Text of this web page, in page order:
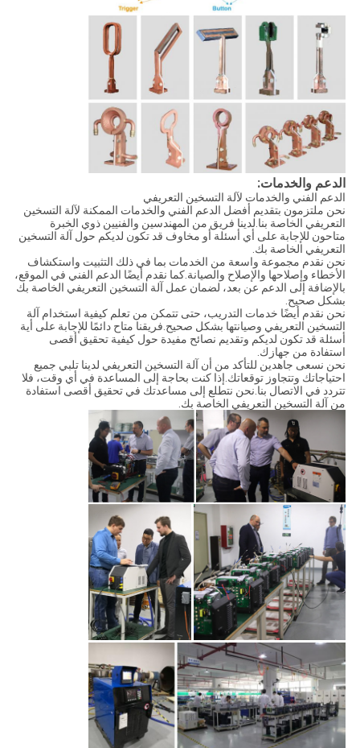
الدعم والخدمات:
الدعم الفني والخدمات لآلة التسخين التعريفي
نحن ملتزمون بتقديم أفضل الدعم الفني والخدمات الممكنة لآلة التسخين
التعريفي الخاصة بنا.لدينا فريق من المهندسين والفنيين ذوي الخبرة
متاحون للإجابة على أي أسئلة أو مخاوف قد تكون لديكم حول آلة التسخين
التعريفي الخاصة بك.
نحن نقدم مجموعة واسعة من الخدمات بما في ذلك التثبيت واستكشاف
الأخطاء وإصلاحها والإصلاح والصيانة.كما نقدم أيضًا الدعم الفني في الموقع،
بالإضافة إلى الدعم عن بعد، لضمان عمل آلة التسخين التعريفي الخاصة بك
بشكل صحيح.
نحن نقدم أيضًا خدمات التدريب، حتى تتمكن من تعلم كيفية استخدام آلة
التسخين التعريفي وصيانتها بشكل صحيح.فريقنا متاح دائمًا للإجابة على أية
أسئلة قد تكون لديكم وتقديم نصائح مفيدة حول كيفية تحقيق أقصى
استفادة من جهازك.
نحن نسعى جاهدين للتأكد من أن آلة التسخين التعريفي لدينا تلبي جميع
احتياجاتك وتتجاوز توقعاتك.إذا كنت بحاجة إلى المساعدة في أي وقت، فلا
تتردد في الاتصال بنا.نحن نتطلع إلى مساعدتك في تحقيق أقصى استفادة
من آلة التسخين التعريفي الخاصة بك.